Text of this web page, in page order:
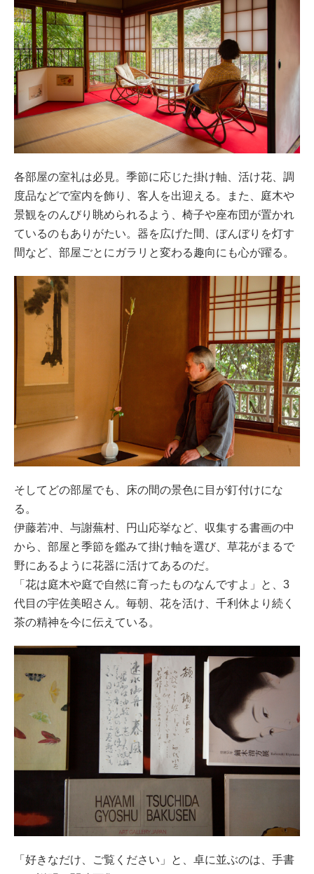
各部屋の室礼は必見。季節に応じた掛け軸、活け花、調
度品などで室内を飾り、客人を出迎える。また、庭木や
景観をのんびり眺められるよう、椅子や座布団が置かれ
ているのもありがたい。器を広げた間、ぼんぼりを灯す
間など、部屋ごとにガラリと変わる趣向にも心が躍る。
そしてどの部屋でも、床の間の景色に目が釘付けにな
る。
伊藤若冲、与謝蕪村、円山応挙など、収集する書画の中
から、部屋と季節を鑑みて掛け軸を選び、草花がまるで
野にあるように花器に活けてあるのだ。
「花は庭木や庭で自然に育ったものなんですよ」と、3
代目の宇佐美昭さん。毎朝、花を活け、千利休より続く
茶の精神を今に伝えている。
「好きなだけ、ご覧ください」と、卓に並ぶのは、手書